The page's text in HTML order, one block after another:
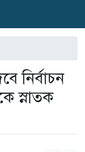
নির্বাচন
স্নাতক